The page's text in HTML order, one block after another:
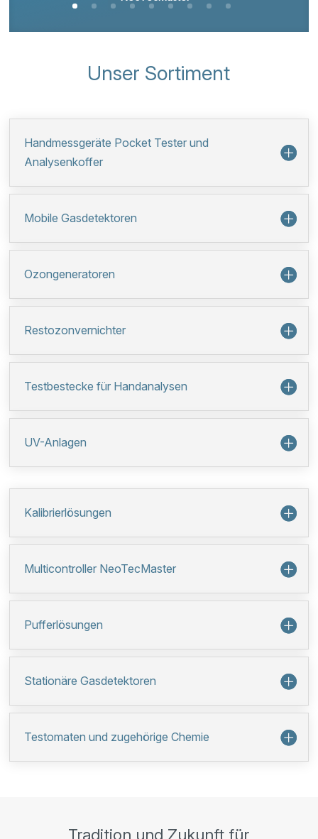
Unser Sortiment
Handmessgeräte Pocket Tester und
Analysenkoffer
Mobile Gasdetektoren
Ozongeneratoren
Restozonvernichter
Testbestecke für Handanalysen
UV-Anlagen
Kalibrierlösungen
Multicontroller NeoTecMaster
Pufferlösungen
Stationäre Gasdetektoren
Testomaten und zugehörige Chemie
Tradition und Zukunft für